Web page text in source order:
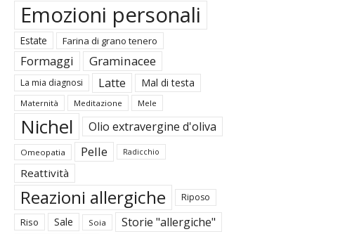
Emozioni personali
Estate Farina di grano tenero
Formaggi Graminacee
La mia diagnosi Latte Mal di testa
Maternità Meditazione Mele
Nichel Olio extravergine d'oliva
Omeopatia Pelle Radicchio
Reattività
Reazioni allergiche Riposo
Riso Sale Soia Storie "allergiche"